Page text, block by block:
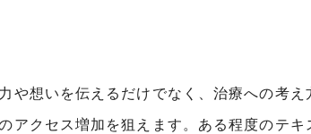
や想いを伝えるだけでなく、治療への考
アクセス増加を狙えます。ある程度のテ